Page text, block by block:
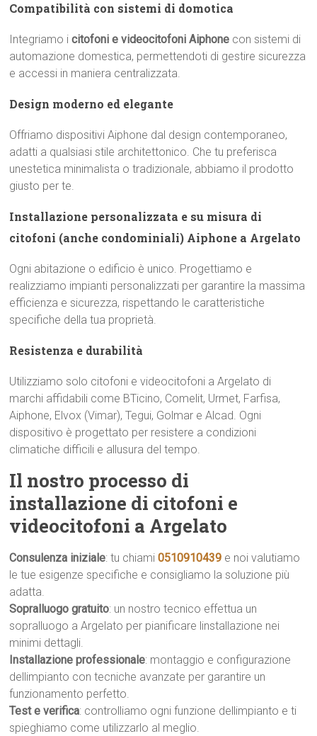
Compatibilità con sistemi di domotica
Integriamo icitofoni e videocitofoni Aiphone con sistemi di
automazione domestica, permettendoti di gestire sicurezza
e accessi in maniera centralizzata.
Design moderno ed elegante
Offriamo dispositivi Aiphone dal design contemporaneo,
adatti a qualsiasi stile architettonico. Che tu preferisca
unestetica minimalista o tradizionale, abbiamo il prodotto
giusto per te.
Installazione personalizzata e su misura di
citofoni (anche condominiali) Aiphone a Argelato
Ogni abitazione o edificio è unico. Progettiamo e
realizziamo impianti personalizzati per garantire la massima
efficienza e sicurezza, rispettando le caratteristiche
specifiche della tua proprietà.
Resistenza e durabilità
Utilizziamo solo citofoni e videocitofoni a Argelato di
marchi affidabili come BTicino, Comelit, Urmet, Farfisa,
Aiphone, Elvox (Vimar), Tegui, Golmar e Alcad. Ogni
dispositivo è progettato per resistere a condizioni
climatiche difficili e allusura del tempo.
Il nostro processo di
installazione di citofoni e
videocitofoni a Argelato
Consulenza iniziale: tu chiami0510910439 e noi valutiamo
le tue esigenze specifiche e consigliamo la soluzione più
adatta.
Sopralluogo gratuito: un nostro tecnico effettua un
sopralluogo a Argelato per pianificare linstallazione nei
minimi dettagli.
Installazione professionale: montaggio e configurazione
dellimpianto con tecniche avanzate per garantire un
funzionamento perfetto.
Test e verifica: controlliamo ogni funzione dellimpianto e ti
spieghiamo come utilizzarlo al meglio.